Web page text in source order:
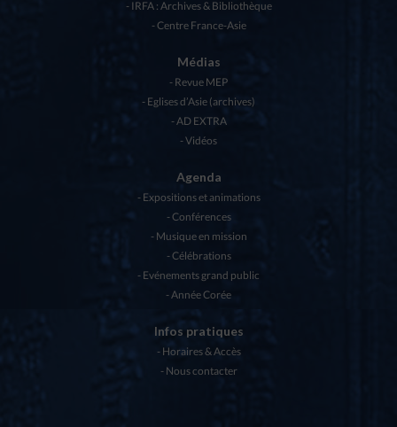
IRFA : Archives & Bibliothèque
Centre France-Asie
Médias
Revue MEP
Eglises d’Asie (archives)
AD EXTRA
Vidéos
Agenda
Expositions et animations
Conférences
Musique en mission
Célébrations
Evénements grand public
Année Corée
Infos pratiques
Horaires & Accès
Nous contacter